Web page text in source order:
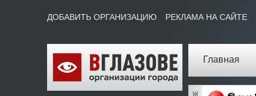
Главная
ДОБАВИТЬ ОРГАНИЗАЦИЮ РЕКЛАМА НА САЙТЕ